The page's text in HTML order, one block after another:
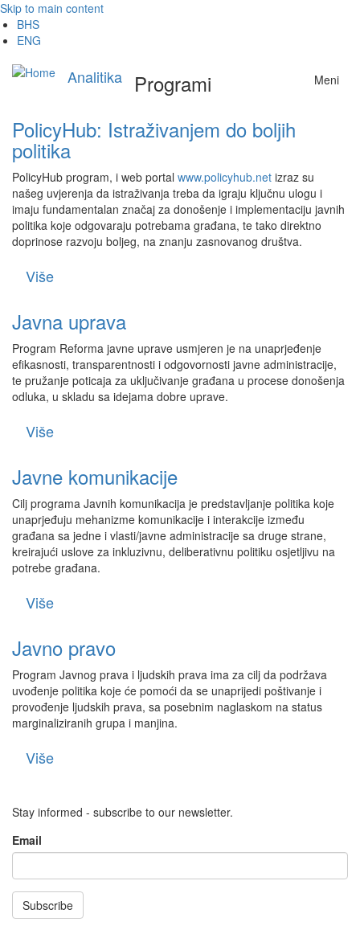
Skip to main content
BHS
ENG
Analitika Meni
Programi
PolicyHub: Istraživanjem do boljih
politika
PolicyHub program, i web portal www.policyhub.net izraz su
našeg uvjerenja da istraživanja treba da igraju ključnu ulogu i
imaju fundamentalan značaj za donošenje i implementaciju javnih
politika koje odgovaraju potrebama građana, te tako direktno
doprinose razvoju boljeg, na znanju zasnovanog društva.
Više
Javna uprava
Program Reforma javne uprave usmjeren je na unaprjeđenje
efikasnosti, transparentnosti i odgovornosti javne administracije,
te pružanje poticaja za uključivanje građana u procese donošenja
odluka, u skladu sa idejama dobre uprave.
Više
Javne komunikacije
Cilj programa Javnih komunikacija je predstavljanje politika koje
unaprjeđuju mehanizme komunikacije i interakcije između
građana sa jedne i vlasti/javne administracije sa druge strane,
kreirajući uslove za inkluzivnu, deliberativnu politiku osjetljivu na
potrebe građana.
Više
Javno pravo
Program Javnog prava i ljudskih prava ima za cilj da podržava
uvođenje politika koje će pomoći da se unaprijedi poštivanje i
provođenje ljudskih prava, sa posebnim naglaskom na status
marginaliziranih grupa i manjina.
Više
Stay informed - subscribe to our newsletter.
Email
Subscribe